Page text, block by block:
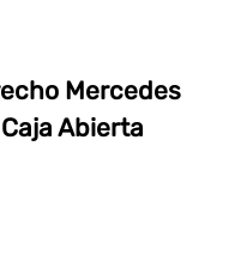
Mercedes
Abierta